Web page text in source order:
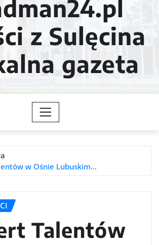
z Sulęcina
gazeta
w Ośnie Lubuskim…
Talentów